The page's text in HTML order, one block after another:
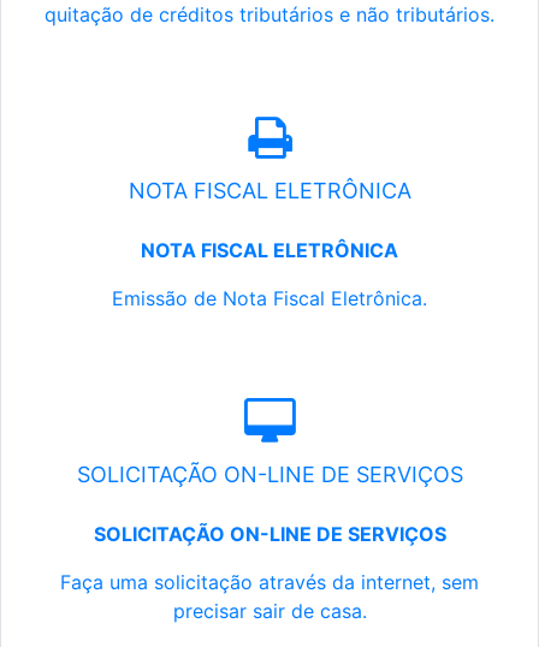
quitação de créditos tributários e não tributários.
NOTA FISCAL ELETRÔNICA
NOTA FISCAL ELETRÔNICA
Emissão de Nota Fiscal Eletrônica.
SOLICITAÇÃO ON-LINE DE SERVIÇOS
SOLICITAÇÃO ON-LINE DE SERVIÇOS
Faça uma solicitação através da internet, sem
precisar sair de casa.